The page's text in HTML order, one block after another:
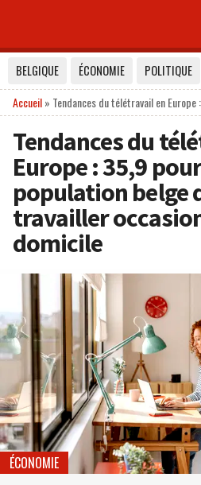
BELGIQUE ÉCONOMIE POLITIQUE
Accueil» Tendances du télétravail en
Tendances du
Europe : 35,9
population belge
travailler
domicile
ÉCONOMIE